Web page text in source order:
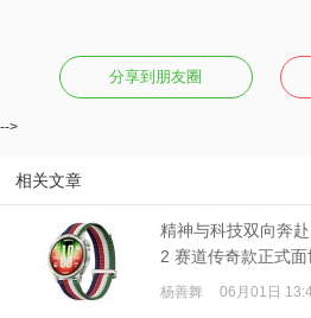
分享到朋友圈
-->
相关文章
精神与科技双向奔
2 赛道传奇款正式面
杨善舞 06月01日